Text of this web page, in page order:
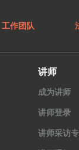
工作团队
讲师
成为讲师
讲师登录
讲师采访